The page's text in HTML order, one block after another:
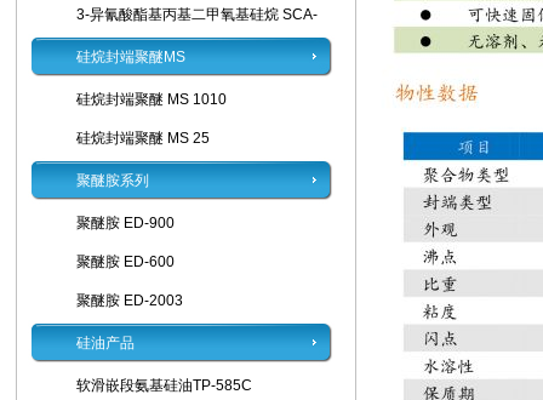
3-异氰酸酯基丙基二甲氧基硅烷 SCA-
硅烷封端聚醚MS
硅烷封端聚醚 MS 1010
硅烷封端聚醚 MS 25
聚醚胺系列
聚醚胺 ED-900
聚醚胺 ED-600
聚醚胺 ED-2003
硅油产品
软滑嵌段氨基硅油TP-585C